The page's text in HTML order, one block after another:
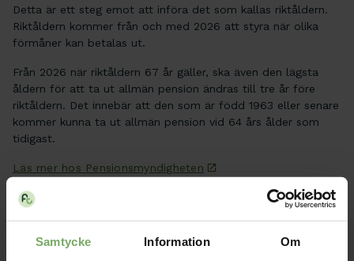
Samtycke Information Om
Detta är ett steg emot att införa det som kallas riktåldern.
Riktåldern kommer från och med 2026 att styra när olika
förmåner kan betalas ut.
Från 2026 när riktåldern 67 år gäller, ska även den lägsta
åldern för att ta ut allmän pension ändras till tre år före
riktåldern. Det innebär att den som är född 1963 eller senare
kommer kunna ta ut allmän pension vid 64 års ålder som
tidigast.
Läs mer hos Pensionsmyndigheten
Pension